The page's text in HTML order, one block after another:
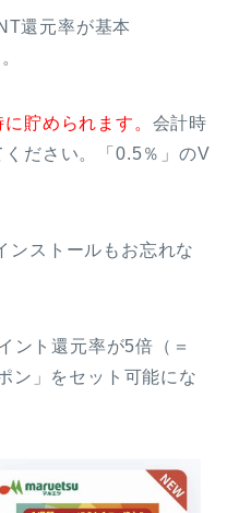
還元率が基本
貯められます。 会計時
ださい。「0.5％」のV
ンストールもお忘れな
ント還元率が5倍（＝
ン」をセット可能にな